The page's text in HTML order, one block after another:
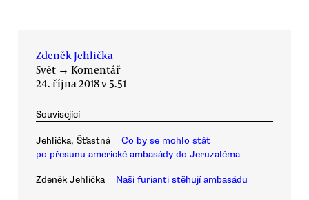
Zdeněk Jehlička
Svět → Komentář
24. října 2018 v 5.51
Související
Jehlička, Šťastná
Co by se mohlo stát
po přesunu americké ambasády do Jeruzaléma
Zdeněk Jehlička Naši furianti stěhují ambasádu